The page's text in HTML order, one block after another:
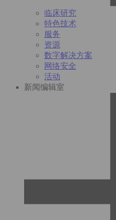
临床研究
特色技术
服务
资源
数字解决方案
网络安全
活动
新闻编辑室